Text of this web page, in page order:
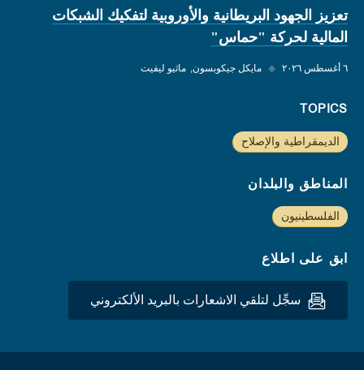
تعزيز الجهود البريطانية والأوروبية لتفكيك الشبكات
المالية لحركة "حماس"
٦ أغسطس ٢٠٢٦ ◆ مايكل جيكوبسون ماثيو ليفيت
TOPICS
الديمقراطية والإصلاح
المناطق والبلدان
الفلسطينيون
ابق على اطلاع
سجِّل لتلقي الاشعارات بالبريد الألكتروني